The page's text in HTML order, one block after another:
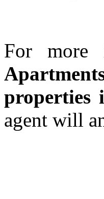
For more
properties
agent will